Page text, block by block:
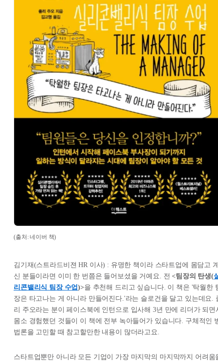
(출처: 네이버 책)
김기재(스트라드비젼 HR 이사) : 유명한 책이라 스타트업에 몸담고
신 분들이라면 이미 한 번쯤은 들어보셨을 거예요. 전<팀장의 탄생(
리콘밸리식 팀장 수업)>을 추천해 드리고 싶습니다. 이 책은 '탁월한
장은 타고나는 게 아니라 만들어진다.'라는 슬로건을 달고 있는데요.
리 주오라는 분이 페이스북에 인턴으로 입사해 3년 만에 리더가 되면
몸소 경험했던 것들이 이 책에 전부 녹아들어가 있습니다. 구체적인
법론을 고민할 때 참고할만한 내용이 많더라고요.
스타트업뿐만 아니라 모든 기업이 가장 마지막의 마지막까지 어려움